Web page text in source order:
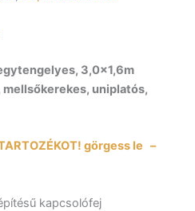
3,0×1,6m
uniplatós,
görgess le –
kapcsolófej